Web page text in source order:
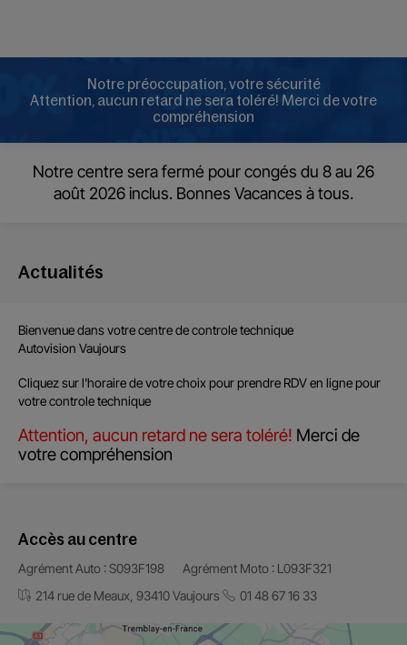
Notre préoccupation, votre sécurité
Attention, aucun retard ne sera toléré! Merci de votre
compréhension
Notre centre sera fermé pour congés du 8 au 26
août 2026 inclus. Bonnes Vacances à tous.
Actualités
Bienvenue dans votre centre decontrole technique
Autovision Vaujours
Cliquez sur l'horaire de votre choix pour prendre RDV en ligne pour
votre controle technique
Attention, aucun retard ne sera toléré! Merci de
votre compréhension
Accès au centre
Agrément Auto : S093F198
Agrément Moto : L093F321
214 rue de Meaux, 93410 Vaujours
01 48 67 16 33